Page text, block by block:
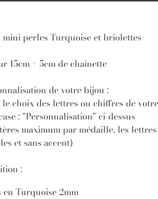
mini perles Turquoise et briolettes
15cm + 5cm de chaînette
de votre bijou :
le choix des lettres ou chiffres de
: "Personnalisation" ci-dessus
maximum par médaille, les
et sans accent)
:
en Turquoise 2mm